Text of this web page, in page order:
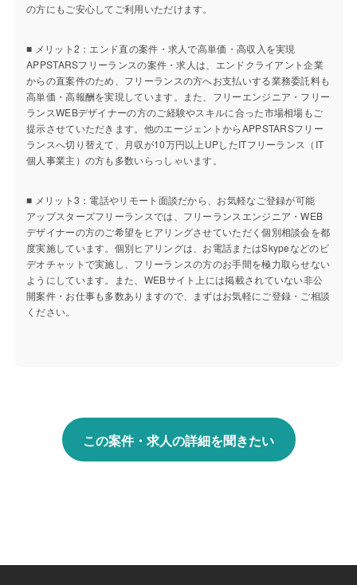
の方にもご安心してご利用いただけます。
■ メリット2：エンド直の案件・求人で高単価・高収入を実現
APPSTARSフリーランスの案件・求人は、エンドクライアント企業
からの直案件のため、フリーランスの方へお支払いする業務委託料も
高単価・高報酬を実現しています。また、フリーエンジニア・フリー
ランスWEBデザイナーの方のご経験やスキルに合った市場相場もご
提示させていただきます。他のエージェントからAPPSTARSフリー
ランスへ切り替えて、月収が10万円以上UPしたITフリーランス（IT
個人事業主）の方も多数いらっしゃいます。
■ メリット3：電話やリモート面談だから、お気軽なご登録が可能
アップスターズフリーランスでは、フリーランスエンジニア・WEB
デザイナーの方のご希望をヒアリングさせていただく個別相談会を都
度実施しています。個別ヒアリングは、お電話またはSkypeなどのビ
デオチャットで実施し、フリーランスの方のお手間を極力取らせない
ようにしています。また、WEBサイト上には掲載されていない非公
開案件・お仕事も多数ありますので、まずはお気軽にご登録・ご相談
ください。
この案件・求人の詳細を聞きたい